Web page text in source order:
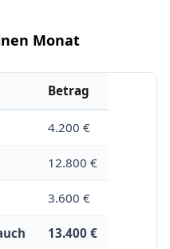
Monat
Betrag
4.200 €
12.800 €
3.600 €
13.400 €